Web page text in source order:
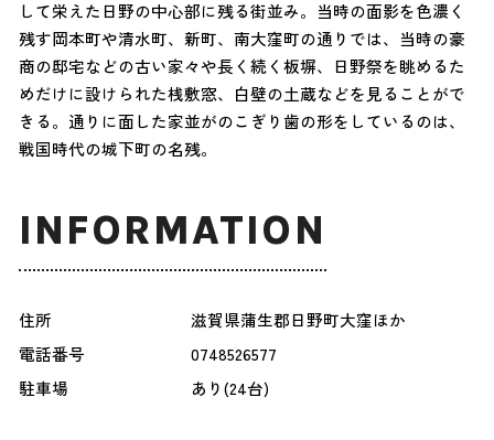
して栄えた日野の中心部に残る街並み。当時の面影を色濃く
残す岡本町や清水町、新町、南大窪町の通りでは、当時の豪
商の邸宅などの古い家々や長く続く板塀、日野祭を眺めるた
めだけに設けられた桟敷窓、白壁の土蔵などを見ることがで
きる。通りに面した家並がのこぎり歯の形をしているのは、
戦国時代の城下町の名残。
INFORMATION
住所
滋賀県蒲生郡日野町大窪ほか
電話番号
0748526577
駐車場
あり(24台)